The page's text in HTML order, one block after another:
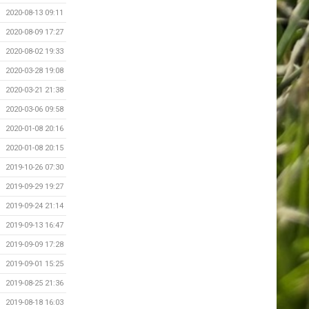
2020-08-13 09:11
2020-08-09 17:27
2020-08-02 19:33
2020-03-28 19:08
2020-03-21 21:38
2020-03-06 09:58
2020-01-08 20:16
2020-01-08 20:15
2019-10-26 07:30
2019-09-29 19:27
2019-09-24 21:14
2019-09-13 16:47
2019-09-09 17:28
2019-09-01 15:25
2019-08-25 21:36
2019-08-18 16:03